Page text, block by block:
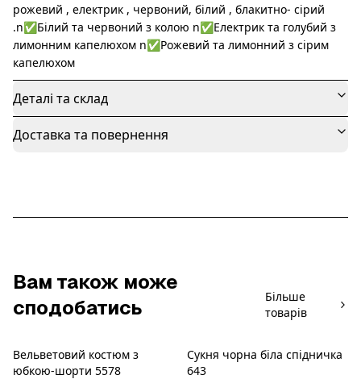
рожевий , електрик , червоний, білий , блакитно- сірий
.n✅Білий та червоний з колою n✅Електрик та голубий з
лимонним капелюхом n✅Рожевий та лимонний з сірим
капелюхом
Деталі та склад
Доставка та повернення
Вам також може
сподобатись
Більше
товарів
Вельветовий костюм з
юбкою-шорти 5578
Новинка
Сукня чорна біла спідничка
643